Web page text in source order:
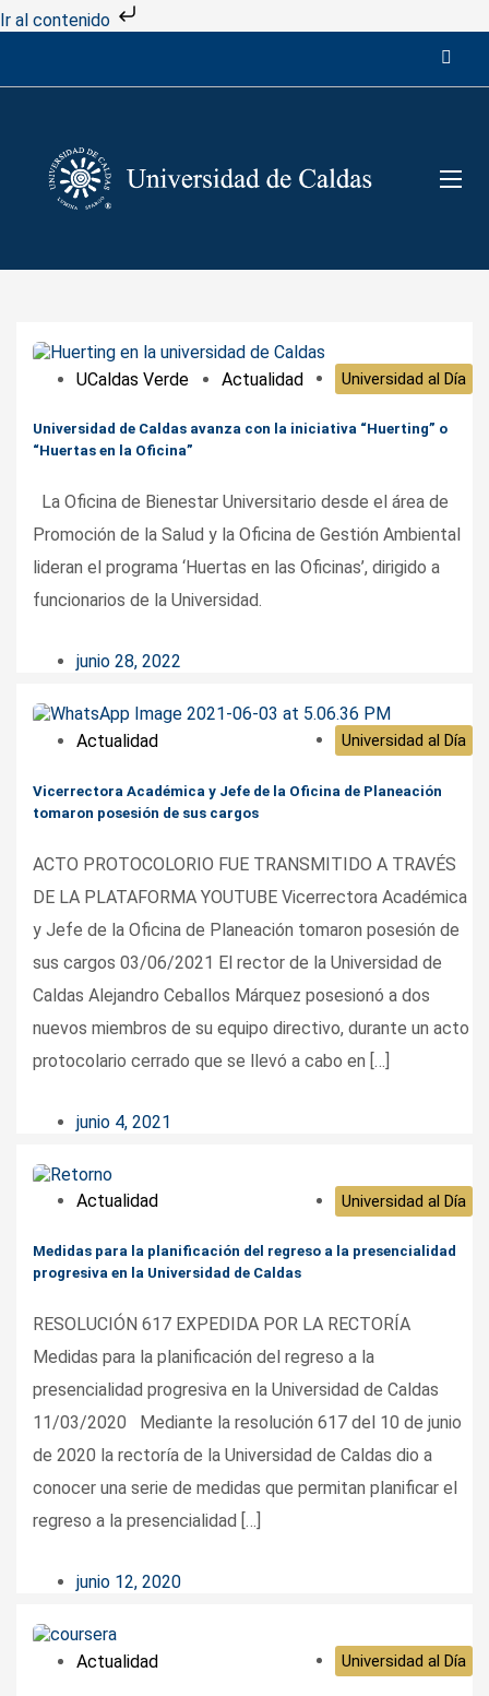
Ir al contenido
UCaldas Verde Actualidad Universidad al Día
Universidad de Caldas avanza con la iniciativa “Huerting” o
“Huertas en la Oficina”
La Oficina de Bienestar Universitario desde el área de
Promoción de la Salud y la Oficina de Gestión Ambiental
lideran el programa ‘Huertas en las Oficinas’, dirigido a
funcionarios de la Universidad.
junio 28, 2022
Actualidad Universidad al Día
Vicerrectora Académica y Jefe de la Oficina de Planeación
tomaron posesión de sus cargos
ACTO PROTOCOLORIO FUE TRANSMITIDO A TRAVÉS
DE LA PLATAFORMA YOUTUBE Vicerrectora Académica
y Jefe de la Oficina de Planeación tomaron posesión de
sus cargos 03/06/2021 El rector de la Universidad de
Caldas Alejandro Ceballos Márquez posesionó a dos
nuevos miembros de su equipo directivo, durante un acto
protocolario cerrado que se llevó a cabo en […]
junio 4, 2021
Actualidad Universidad al Día
Medidas para la planificación del regreso a la presencialidad
progresiva en la Universidad de Caldas
RESOLUCIÓN 617 EXPEDIDA POR LA RECTORÍA
Medidas para la planificación del regreso a la
presencialidad progresiva en la Universidad de Caldas
11/03/2020 Mediante la resolución 617 del 10 de junio
de 2020 la rectoría de la Universidad de Caldas dio a
conocer una serie de medidas que permitan planificar el
regreso a la presencialidad […]
junio 12, 2020
Actualidad Universidad al Día